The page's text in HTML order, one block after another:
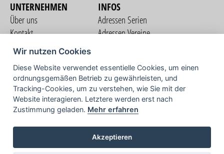
UNTERNEHMEN
Über uns
Kontakt
Nutzungsbedingungen
Datenschutzerklärung
Impressum
INFOS
Adressen Serien
Adressen Vereine
COMMUNITY
TV
Wir nutzen Cookies
Diese Website verwendet essentielle Cookies, um einen
ordnungsgemäßen Betrieb zu gewährleisten, und
Tracking-Cookies, um zu verstehen, wie Sie mit der
Website interagieren. Letztere werden erst nach
Zustimmung geladen. Mehr erfahren
Akzeptieren